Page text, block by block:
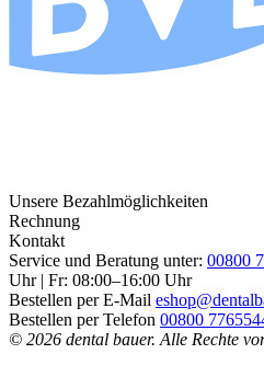
Unsere Bezahlmöglichkeiten
Rechnung
Kontakt
Service und Beratung unter: 00800
Uhr | Fr: 08:00–16:00 Uhr
Bestellen per E-Mail
Bestellen per Telefon 00800
© 2026 dental bauer. Alle Rechte